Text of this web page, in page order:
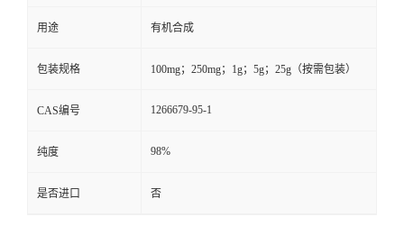
用途 有机合成
包装规格 100mg；250mg；1g；5g；25g（按需包装）
CAS编号 1266679-95-1
纯度 98%
是否进口 否